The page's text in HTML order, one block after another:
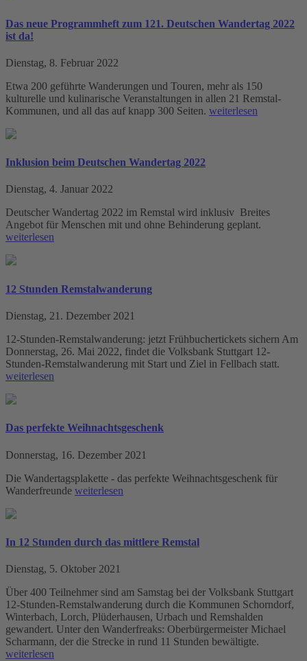
Das neue Programmheft zum 121. Deutschen Wandertag 2022
ist da!
Dienstag, 8. Februar 2022
Etwa 200 geführte Wanderungen und Touren, mehr als 150
kulturelle und kulinarische Veranstaltungen in allen 21 Remstal-
Kommunen, und all das auf knapp 300 Seiten. weiterlesen
Inklusion beim Deutschen Wandertag 2022
Dienstag, 4. Januar 2022
Deutscher Wandertag 2022 im Remstal wird inklusiv Breites
Angebot für Menschen mit und ohne Behinderung geplant.
weiterlesen
12 Stunden Remstalwanderung
Dienstag, 21. Dezember 2021
12-Stunden-Remstalwanderung: jetzt Frühbuchertickets sichern Am
Donnerstag, 26. Mai 2022, findet die Volksbank Stuttgart 12-
Stunden-Remstalwanderung mit Start und Ziel in Fellbach statt.
weiterlesen
Das perfekte Weihnachtsgeschenk
Donnerstag, 16. Dezember 2021
Die Wandertagsplakette - das perfekte Weihnachtsgeschenk für
Wanderfreunde weiterlesen
In 12 Stunden durch das mittlere Remstal
Dienstag, 5. Oktober 2021
Über 400 Teilnehmer sind am Samstag bei der Volksbank Stuttgart
12-Stunden-Remstalwanderung durch die Kommunen Schorndorf,
Winterbach, Lorch, Plüderhausen, Urbach und Remshalden
gewandert. Unter den Wanderfreaks: Oberbürgermeister Michael
Scharmann, der die Strecke in rund 11 Stunden bewältigte.
weiterlesen